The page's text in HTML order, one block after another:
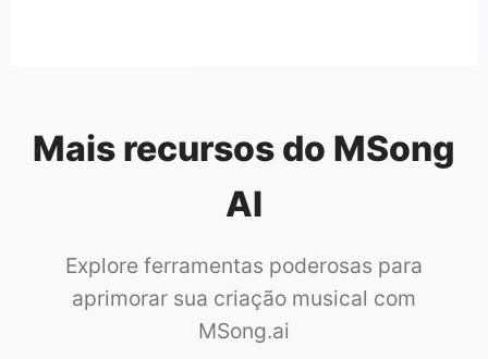
Mais recursos do MSong
AI
Explore ferramentas poderosas para
aprimorar sua criação musical com
MSong.ai